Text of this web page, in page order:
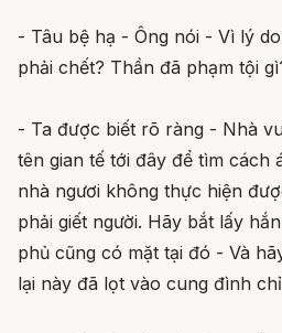
- Tâu bệ hạ - Ông nói - Vì lý
phải chết? Thần đã phạm tội
- Ta được biết rõ ràng - Nhà
tên gian tế tới đây để tìm cách
nhà ngươi không thực hiện
phải giết người. Hãy bắt lấy
phủ cũng có mặt tại đó - Và
lại này đã lọt vào cung đình